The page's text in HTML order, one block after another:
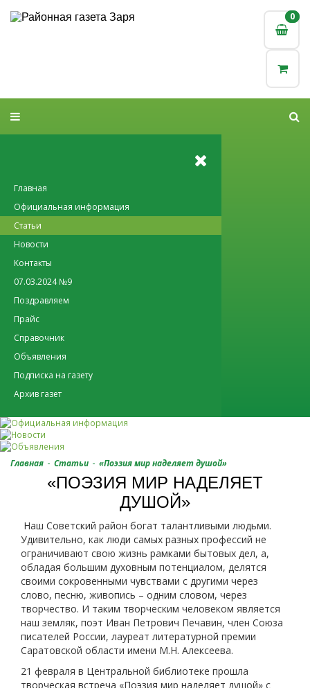
0
0
Главная
Официальная информация
Статьи
Новости
Контакты
07.03.2024 №9
Поздравляем
Прайс
Справочник
Объявления
Подписка на газету
Архив газет
Главная - Статьи - «Поэзия мир наделяет душой»
«ПОЭЗИЯ МИР НАДЕЛЯЕТ
ДУШОЙ»
Наш Советский район богат талантливыми людьми.
Удивительно, как люди самых разных профессий не
ограничивают свою жизнь рамками бытовых дел, а,
обладая большим духовным потенциалом, делятся
своими сокровенными чувствами с другими через
слово, песню, живопись – одним словом, через
творчество. И таким творческим человеком является
наш земляк, поэт Иван Петрович Печавин, член Союза
писателей России, лауреат литературной премии
Саратовской области имени М.Н. Алексеева.
21 февраля в Центральной библиотеке прошла
творческая встреча «Поэзия мир наделяет душой» с